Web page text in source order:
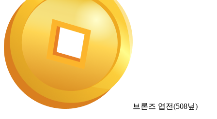
브론즈 엽전(508닢)